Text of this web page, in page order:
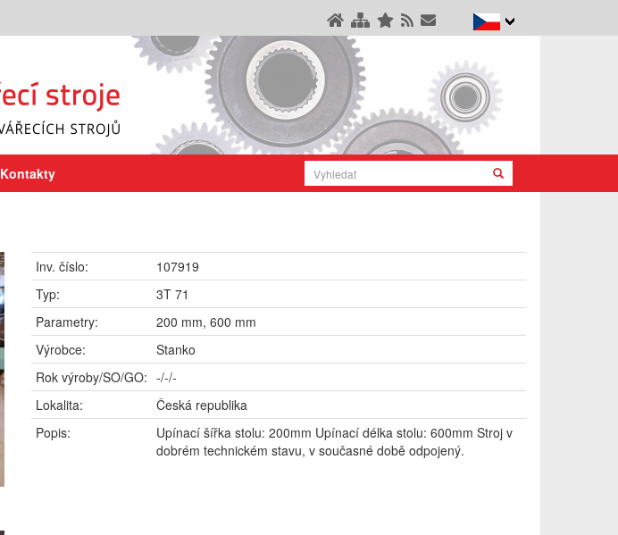
Kontakty
Inv. číslo:
107919
Typ:
3T 71
Parametry:
200 mm, 600 mm
Výrobce:
Stanko
Rok výroby/SO/GO: -/-/-
Lokalita:
Česká republika
Popis:
Upínací šířka stolu: 200mm Upínací délka stolu: 600mm Stroj v
dobrém technickém stavu, v současné době odpojený.